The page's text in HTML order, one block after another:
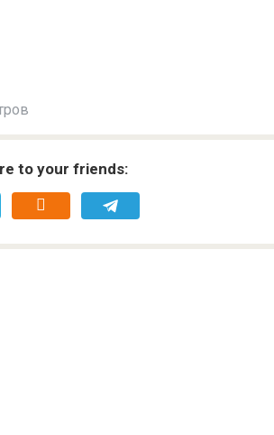
to your friends: